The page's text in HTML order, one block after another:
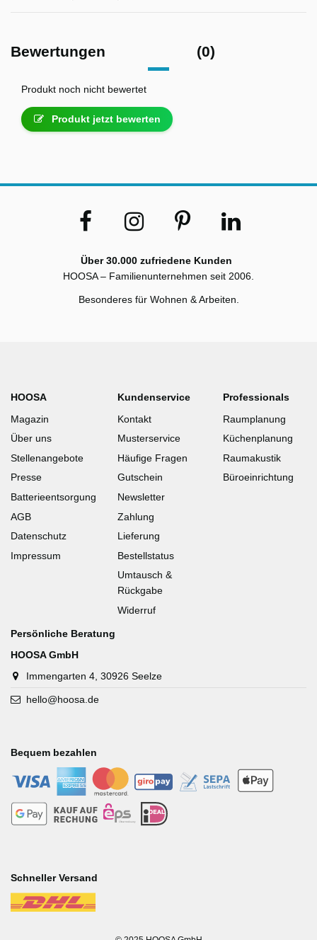
Bewertungen (0)
Produkt noch nicht bewertet
Produkt jetzt bewerten
Über 30.000 zufriedene Kunden
HOOSA – Familienunternehmen seit 2006.
Besonderes für Wohnen & Arbeiten.
HOOSA
Magazin
Über uns
Stellenangebote
Presse
Batterieentsorgung
AGB
Datenschutz
Impressum
Kundenservice
Kontakt
Musterservice
Häufige Fragen
Gutschein
Newsletter
Zahlung
Lieferung
Bestellstatus
Umtausch &
Rückgabe
Widerruf
Professionals
Raumplanung
Küchenplanung
Raumakustik
Büroeinrichtung
Persönliche Beratung
HOOSA GmbH
Immengarten 4, 30926 Seelze
hello@hoosa.de
Bequem bezahlen
-
- - - -
- - - -
Schneller Versand